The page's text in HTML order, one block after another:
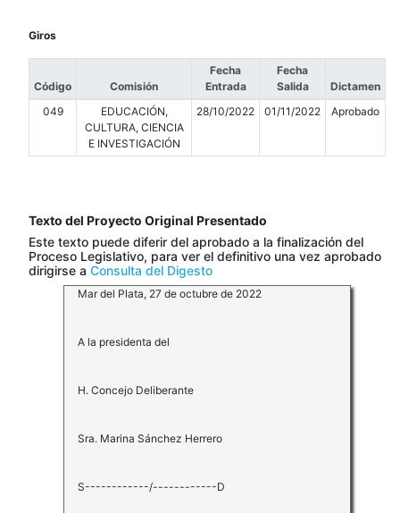
Giros
Código Comisión
Fecha
Entrada
Fecha
Salida
Dictamen
049
EDUCACIÓN,
CULTURA, CIENCIA
E INVESTIGACIÓN
28/10/2022 01/11/2022 Aprobado
Texto del Proyecto Original Presentado
Este texto puede diferir del aprobado a la finalización del
Proceso Legislativo, para ver el definitivo una vez aprobado
dirigirse a Consulta del Digesto
Mar del Plata, 27 de octubre de 2022
A la presidenta del
H. Concejo Deliberante
Sra. Marina Sánchez Herrero
S------------/------------D